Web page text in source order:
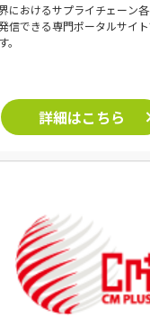
におけるサプライチェーン
信できる専門ポータルサイ
詳細はこちら